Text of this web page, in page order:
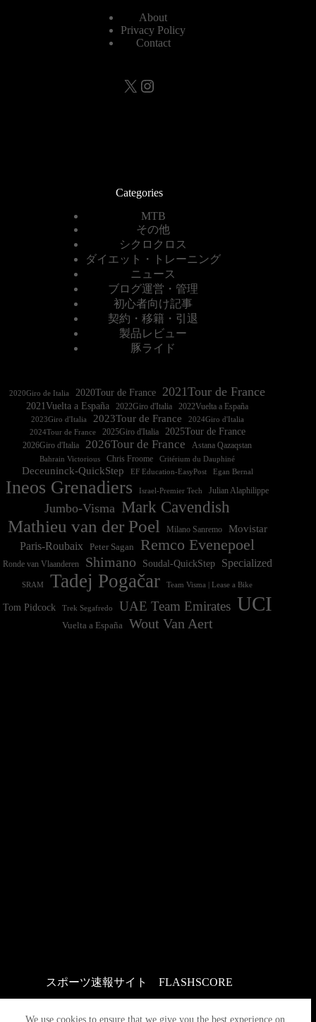
We use cookies to ensure that we give you the best experience on
About
Privacy Policy
Contact
X Instagram
Categories
MTB
その他
シクロクロス
ダイエット・トレーニング
ニュース
ブログ運営・管理
初心者向け記事
契約・移籍・引退
製品レビュー
豚ライド
2020Giro de Italia 2020Tour de France 2021Tour de France
2021Vuelta a España 2022Vuelta a España
2023Giro d'Italia 2023Tour de France
2024Tour de France
2025Giro d'Italia 2025Tour de France
2026Giro d'Italia 2026Tour de France Astana Qazaqstan
Bahrain Victorious Chris Froome Critérium du Dauphiné
Deceuninck-QuickStep EF Education-EasyPost Egan Bernal
Ineos Grenadiers Israel-Premier Tech Julian Alaphilippe
Jumbo-Visma Mark Cavendish
Mathieu van der Poel Milano Sanremo
Movistar
Paris-Roubaix
Peter Sagan Remco Evenepoel
Ronde van Vlaanderen Shimano Soudal-QuickStep Specialized
SRAM Tadej Pogačar Team Visma | Lease a Bike
Tom Pidcock Trek Segafredo UAE Team Emirates UCI
Vuelta a España Wout Van Aert
スポーツ速報サイト FLASHSCORE